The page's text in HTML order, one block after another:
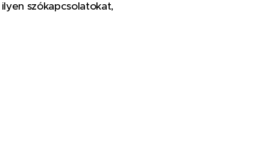
szókapcsolatokat,